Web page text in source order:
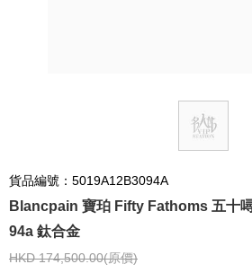
貨品編號：5019A12B3094A
Blancpain 寶珀 Fifty Fathoms 五十
94a 鈦合金
HKD 174,500.00(原價)